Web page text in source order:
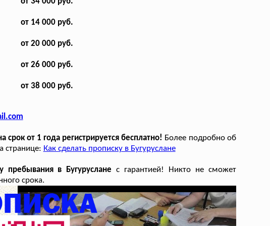
от 14 000 руб.
от 20 000 руб.
от 26 000 руб.
от 38 000 руб.
от 1 года регистрируется бесплатно! Более подробно об
странице: Как сделать прописку в Бугуруслане
пребывания в Бугуруслане с гарантией! Никто не сможет
срока.